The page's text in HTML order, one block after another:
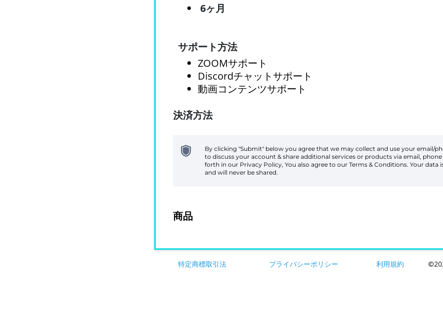
6ヶ月
サポート方法
ZOOMサポート
Discordチャットサポート
動画コンテンツサポート
決済方法
By clicking "Submit" below you agree that we may collect and use your email/
to discuss your account & share additional services or products via email, phone
forth in our Privacy Policy, You also agree to our Terms & Conditions. Your data
and will never be shared.
商品
特定商標取引法 プライバシーポリシー 利用規約 ©